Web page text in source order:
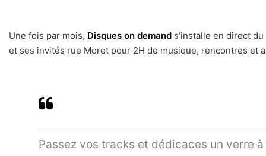
Une fois par mois, Disques on demand s’installe en direct du
et ses invités rue Moret pour 2H de musique, rencontres et
Passez vos tracks et dédicaces un verre